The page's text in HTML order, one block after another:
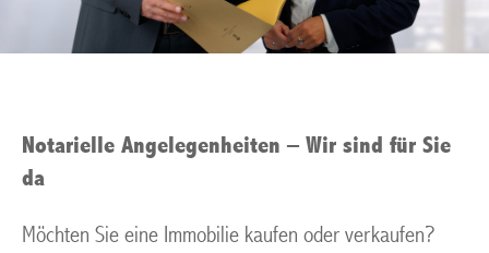
Notarielle Angelegenheiten – Wir sind für Sie
da
Möchten Sie eine Immobilie kaufen oder verkaufen?